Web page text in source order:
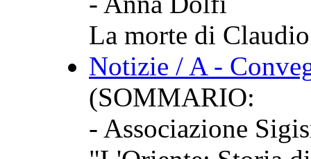
La morte di
Notizie / A -
(SOMMARIO:
- Associazione